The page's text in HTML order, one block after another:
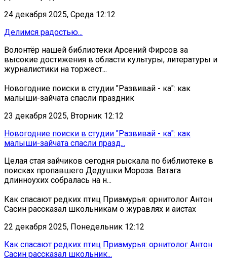
24 декабря 2025, Среда 12:12
Делимся радостью...
Волонтёр нашей библиотеки Арсений Фирсов за
высокие достижения в области культуры, литературы и
журналистики на торжест...
Новогодние поиски в студии "Развивай - ка": как
малыши-зайчата спасли праздник
23 декабря 2025, Вторник 12:12
Новогодние поиски в студии "Развивай - ка": как
малыши-зайчата спасли празд...
Целая стая зайчиков сегодня рыскала по библиотеке в
поисках пропавшего Дедушки Мороза. Ватага
длинноухих собралась на н...
Как спасают редких птиц Приамурья: орнитолог Антон
Сасин рассказал школьникам о журавлях и аистах
22 декабря 2025, Понедельник 12:12
Как спасают редких птиц Приамурья: орнитолог Антон
Сасин рассказал школьник...